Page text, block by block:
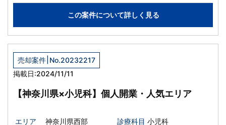
この案件について詳しく見る
売却案件 No.20232217
掲載日:2024/11/11
【神奈川県×小児科】個人開業・人気エリア
エリア 神奈川県西部 診療科目 小児科